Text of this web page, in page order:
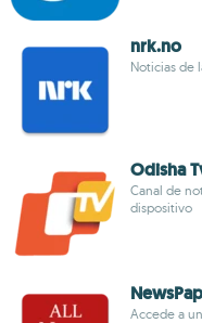
nrk.no
Noticias de
Odisha
Canal de
dispositivo
Accede a